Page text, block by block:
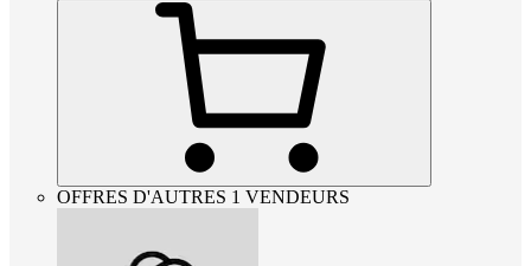
OFFRES D'AUTRES 1 VENDEURS